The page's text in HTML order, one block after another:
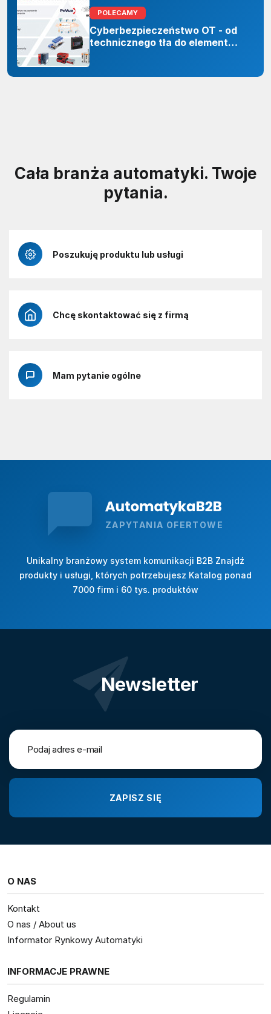
POLECAMY
Cyberbezpieczeństwo OT - od
technicznego tła do elementu
Cała branża automatyki. Twoje
pytania.
Poszukuję produktu lub usługi
Chcę skontaktować się z firmą
Mam pytanie ogólne
ZAPYTANIA OFERTOWE
Unikalny branżowy system komunikacji B2B Znajdź
produkty i usługi, których potrzebujesz Katalog ponad
7000 firm i 60 tys. produktów
Newsletter
O NAS
Kontakt
O nas / About us
Informator Rynkowy Automatyki
INFORMACJE PRAWNE
Regulamin